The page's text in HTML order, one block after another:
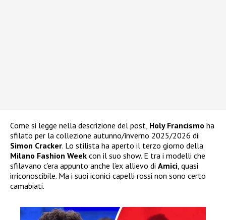
Come si legge nella descrizione del post, Holy Francismo ha
sfilato per la collezione autunno/inverno 2025/2026 di
Simon Cracker. Lo stilista ha aperto il terzo giorno della
Milano Fashion Week con il suo show. E tra i modelli che
sfilavano c’era appunto anche l’ex allievo di Amici, quasi
irriconoscibile. Ma i suoi iconici capelli rossi non sono certo
camabiati.